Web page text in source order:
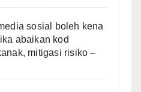
sosial boleh kena
abaikan kod
mitigasi risiko –